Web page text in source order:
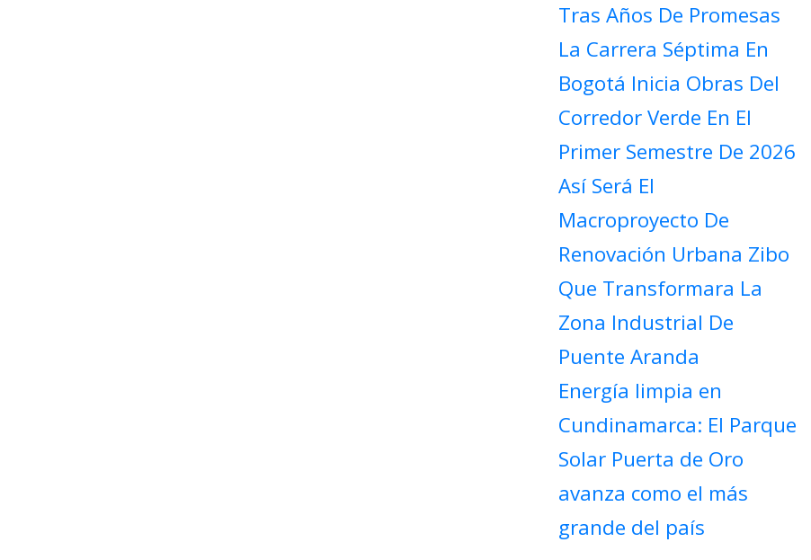
Tras Años De Promesas
La Carrera Séptima En
Bogotá Inicia Obras Del
Corredor Verde En El
Primer Semestre De 2026
Así Será El
Macroproyecto De
Renovación Urbana Zibo
Que Transformara La
Zona Industrial De
Puente Aranda
Energía limpia en
Cundinamarca: El Parque
Solar Puerta de Oro
avanza como el más
grande del país